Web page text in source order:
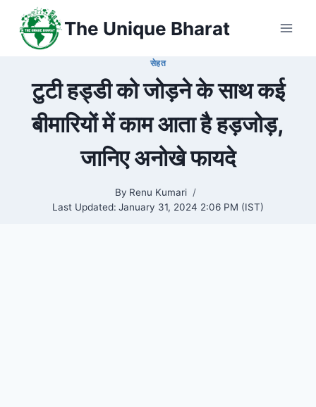
content
The Unique Bharat
सेहत
टुटी हड्डी को जोड़ने के साथ कई
बीमारियों में काम आता है हड़जोड़,
जानिए अनोखे फायदे
By Renu Kumari
Last Updated: January 31, 2024 2:06 PM (IST)